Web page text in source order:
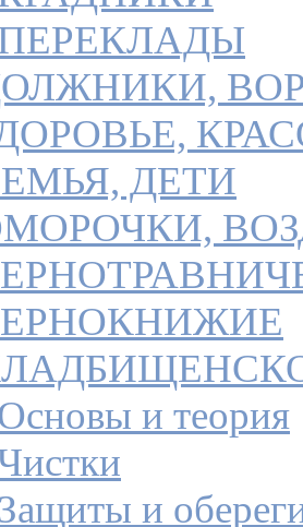
ДЕТИ
и теория
и